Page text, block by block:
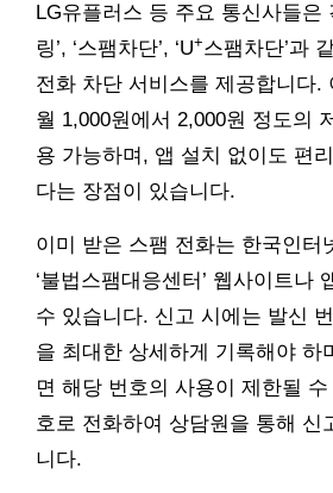
LG유플러스 등 주요 통신사들은
링’, ‘스팸차단’, ‘U+스팸차단’과
전화 차단 서비스를 제공합니다.
월 1,000원에서 2,000원 정도의
용 가능하며, 앱 설치 없이도 편
다는 장점이 있습니다.
이미 받은 스팸 전화는 한국인터
‘불법스팸대응센터’ 웹사이트나
수 있습니다. 신고 시에는 발신
을 최대한 상세하게 기록해야 하
면 해당 번호의 사용이 제한될 수
호로 전화하여 상담원을 통해 신
니다.